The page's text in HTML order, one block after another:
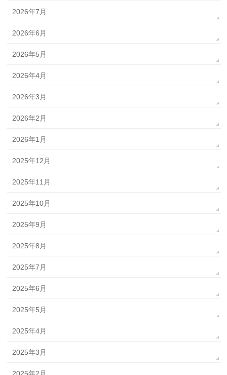
2026年7月
2026年6月
2026年5月
2026年4月
2026年3月
2026年2月
2026年1月
2025年12月
2025年11月
2025年10月
2025年9月
2025年8月
2025年7月
2025年6月
2025年5月
2025年4月
2025年3月